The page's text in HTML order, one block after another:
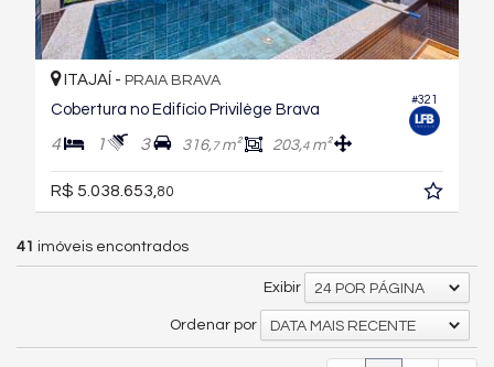
#321
ITAJAÍ - PRAIA BRAVA
Cobertura no Edifício Privilège Brava
4 1 3 316,7m² 203,4m²
R$ 5.038.653, 80
41 imóveis encontrados
Exibir 24 POR PÁGINA
Ordenar por DATA MAIS RECENTE